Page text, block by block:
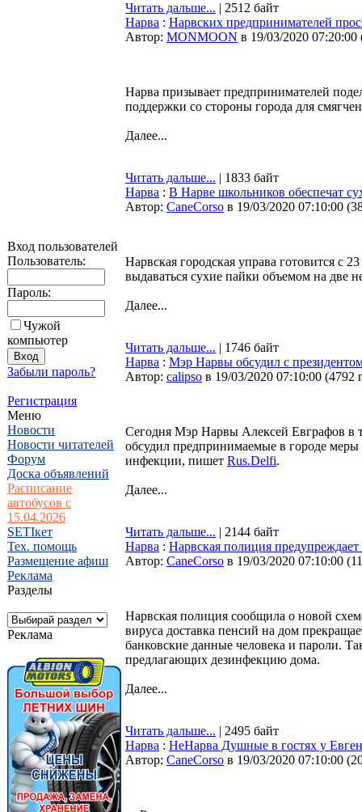
Вход пользователей
Пользователь:
Пароль:
Чужой
компьютер
Забыли пароль?
Регистрация
Меню
Новости
Новости читателей
Форум
Доска объявлений
Расписание
автобусов с
15.04.2026
SETIкет
Тех. помощь
Размещение афиш
Реклама
Разделы
Реклама
Читать дальше... | 2512 байт
Нарва : Нарвских предпринимателей
Автор: MONMOON в 19/03/2020 07:20:00
Нарва призывает предпринимателей
поддержки со стороны города для
Далее...
Читать дальше... | 1833 байт
Нарва : В Нарве школьников обеспечат
Автор: CaneCorso в 19/03/2020 07:10:00 (
Нарвская городская управа готовится с
выдаваться сухие пайки объемом на две
Далее...
Читать дальше... | 1746 байт
Нарва : Мэр Нарвы обсудил с
Автор: calipso в 19/03/2020 07:10:00 (4792
Сегодня Мэр Нарвы Алексей Евграфов в
обсудил предпринимаемые в городе
инфекции, пишет Rus.Delfi.
Далее...
Читать дальше... | 2144 байт
Нарва : Нарвская полиция
Автор: CaneCorso в 19/03/2020 07:10:00 (
Нарвская полиция сообщила о новой
вируса доставка пенсий на дом
банковские данные человека и пароли.
предлагающих дезинфекцию дома.
Далее...
Читать дальше... | 2495 байт
Нарва : НеНарва Душные в гостях у
Автор: CaneCorso в 19/03/2020 07:10:00 (